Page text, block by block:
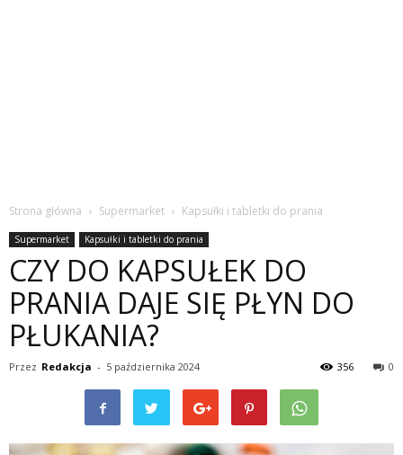
Strona główna Supermarket Kapsułki i tabletki do prania
Supermarket Kapsułki i tabletki do prania
CZY DO KAPSUŁEK DO
PRANIA DAJE SIĘ PŁYN DO
PŁUKANIA?
Przez Redakcja - 5 października 2024 0
356